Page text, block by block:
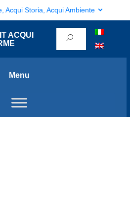
Acqui Storia, Acqui Ambiente
ACQUI
Menu